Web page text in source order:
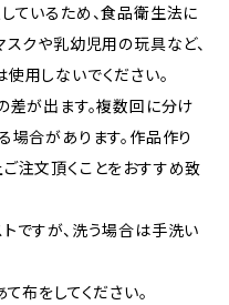
ているため、食品衛生法に
スクや乳幼児用の玩具など、
用しないでください。
差が出ます。複数回に分け
場合があります。作品作り
注文頂くことをおすすめ致
ですが、洗う場合は手洗い
布をしてください。